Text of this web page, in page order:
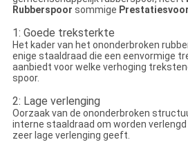
Rubberspoor sommige
1: Goede treksterkte
Het kader van het ononderbroken
enige staaldraad die een eenvormige
aanbiedt voor welke verhoging
spoor.
2: Lage verlenging
Oorzaak van de ononderbroken
interne staaldraad om worden
zeer lage verlenging geeft.